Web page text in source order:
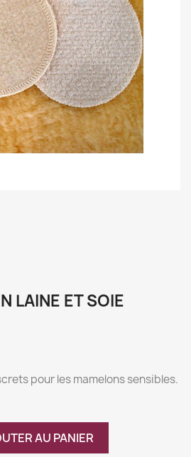
LAINE ET SOIE
pour les mamelons sensibles.
AU PANIER